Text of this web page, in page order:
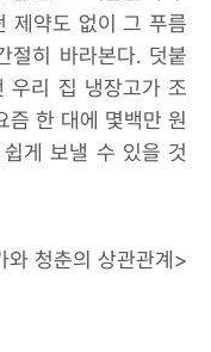
제약도 없이 그 푸름
절히 바라본다. 덧붙
우리 집 냉장고가 조
즘 한 대에 몇백만 원
게 보낼 수 있을 것
와 청춘의 상관관계>